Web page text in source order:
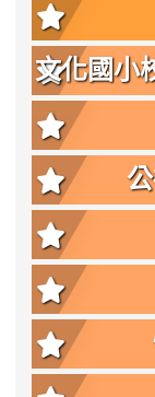
文化國小